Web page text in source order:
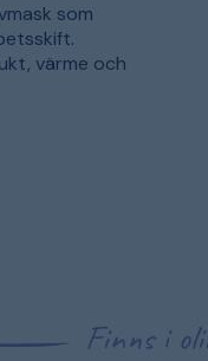
som
värme och
Finns i